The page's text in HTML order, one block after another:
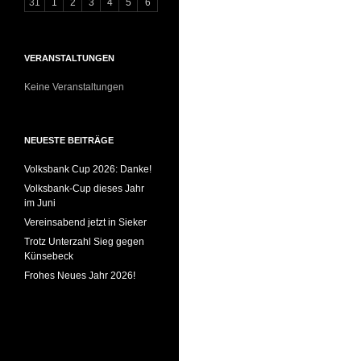
VERANSTALTUNGEN
Keine Veranstaltungen
NEUESTE BEITRÄGE
Volksbank Cup 2026: Danke!
Volksbank-Cup dieses Jahr
im Juni
Vereinsabend jetzt in Sieker
Trotz Unterzahl Sieg gegen
Künsebeck
Frohes Neues Jahr 2026!